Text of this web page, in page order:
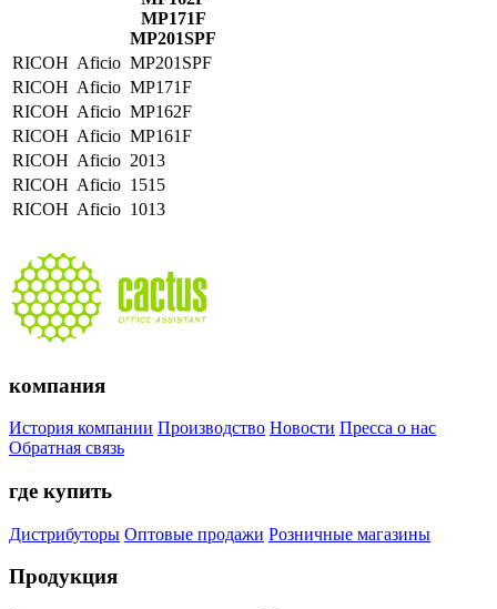
MP171F
MP201SPF
RICOH Aficio MP201SPF
RICOH Aficio MP171F
RICOH Aficio MP162F
RICOH Aficio MP161F
RICOH Aficio 2013
RICOH Aficio 1515
RICOH Aficio 1013
компания
История компании Производство Новости Пресса о нас
Обратная связь
где купить
Дистрибуторы Оптовые продажи Розничные магазины
Продукция